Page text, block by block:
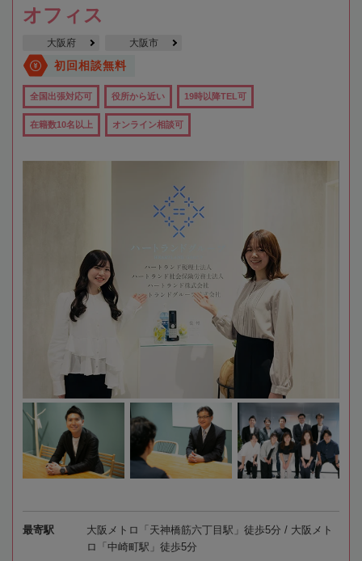
オフィス
大阪府 大阪市
初回相談無料
全国出張対応可 役所から近い 19時以降TEL可
在籍数10名以上 オンライン相談可
最寄駅
大阪メトロ「天神橋筋六丁目駅」徒歩5分 / 大阪メト
ロ「中崎町駅」徒歩5分